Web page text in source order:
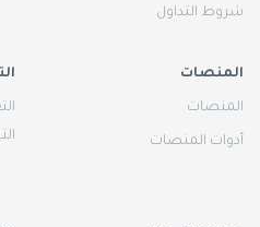
شروط التداول
المنصات
المنصات
أدوات المنصات